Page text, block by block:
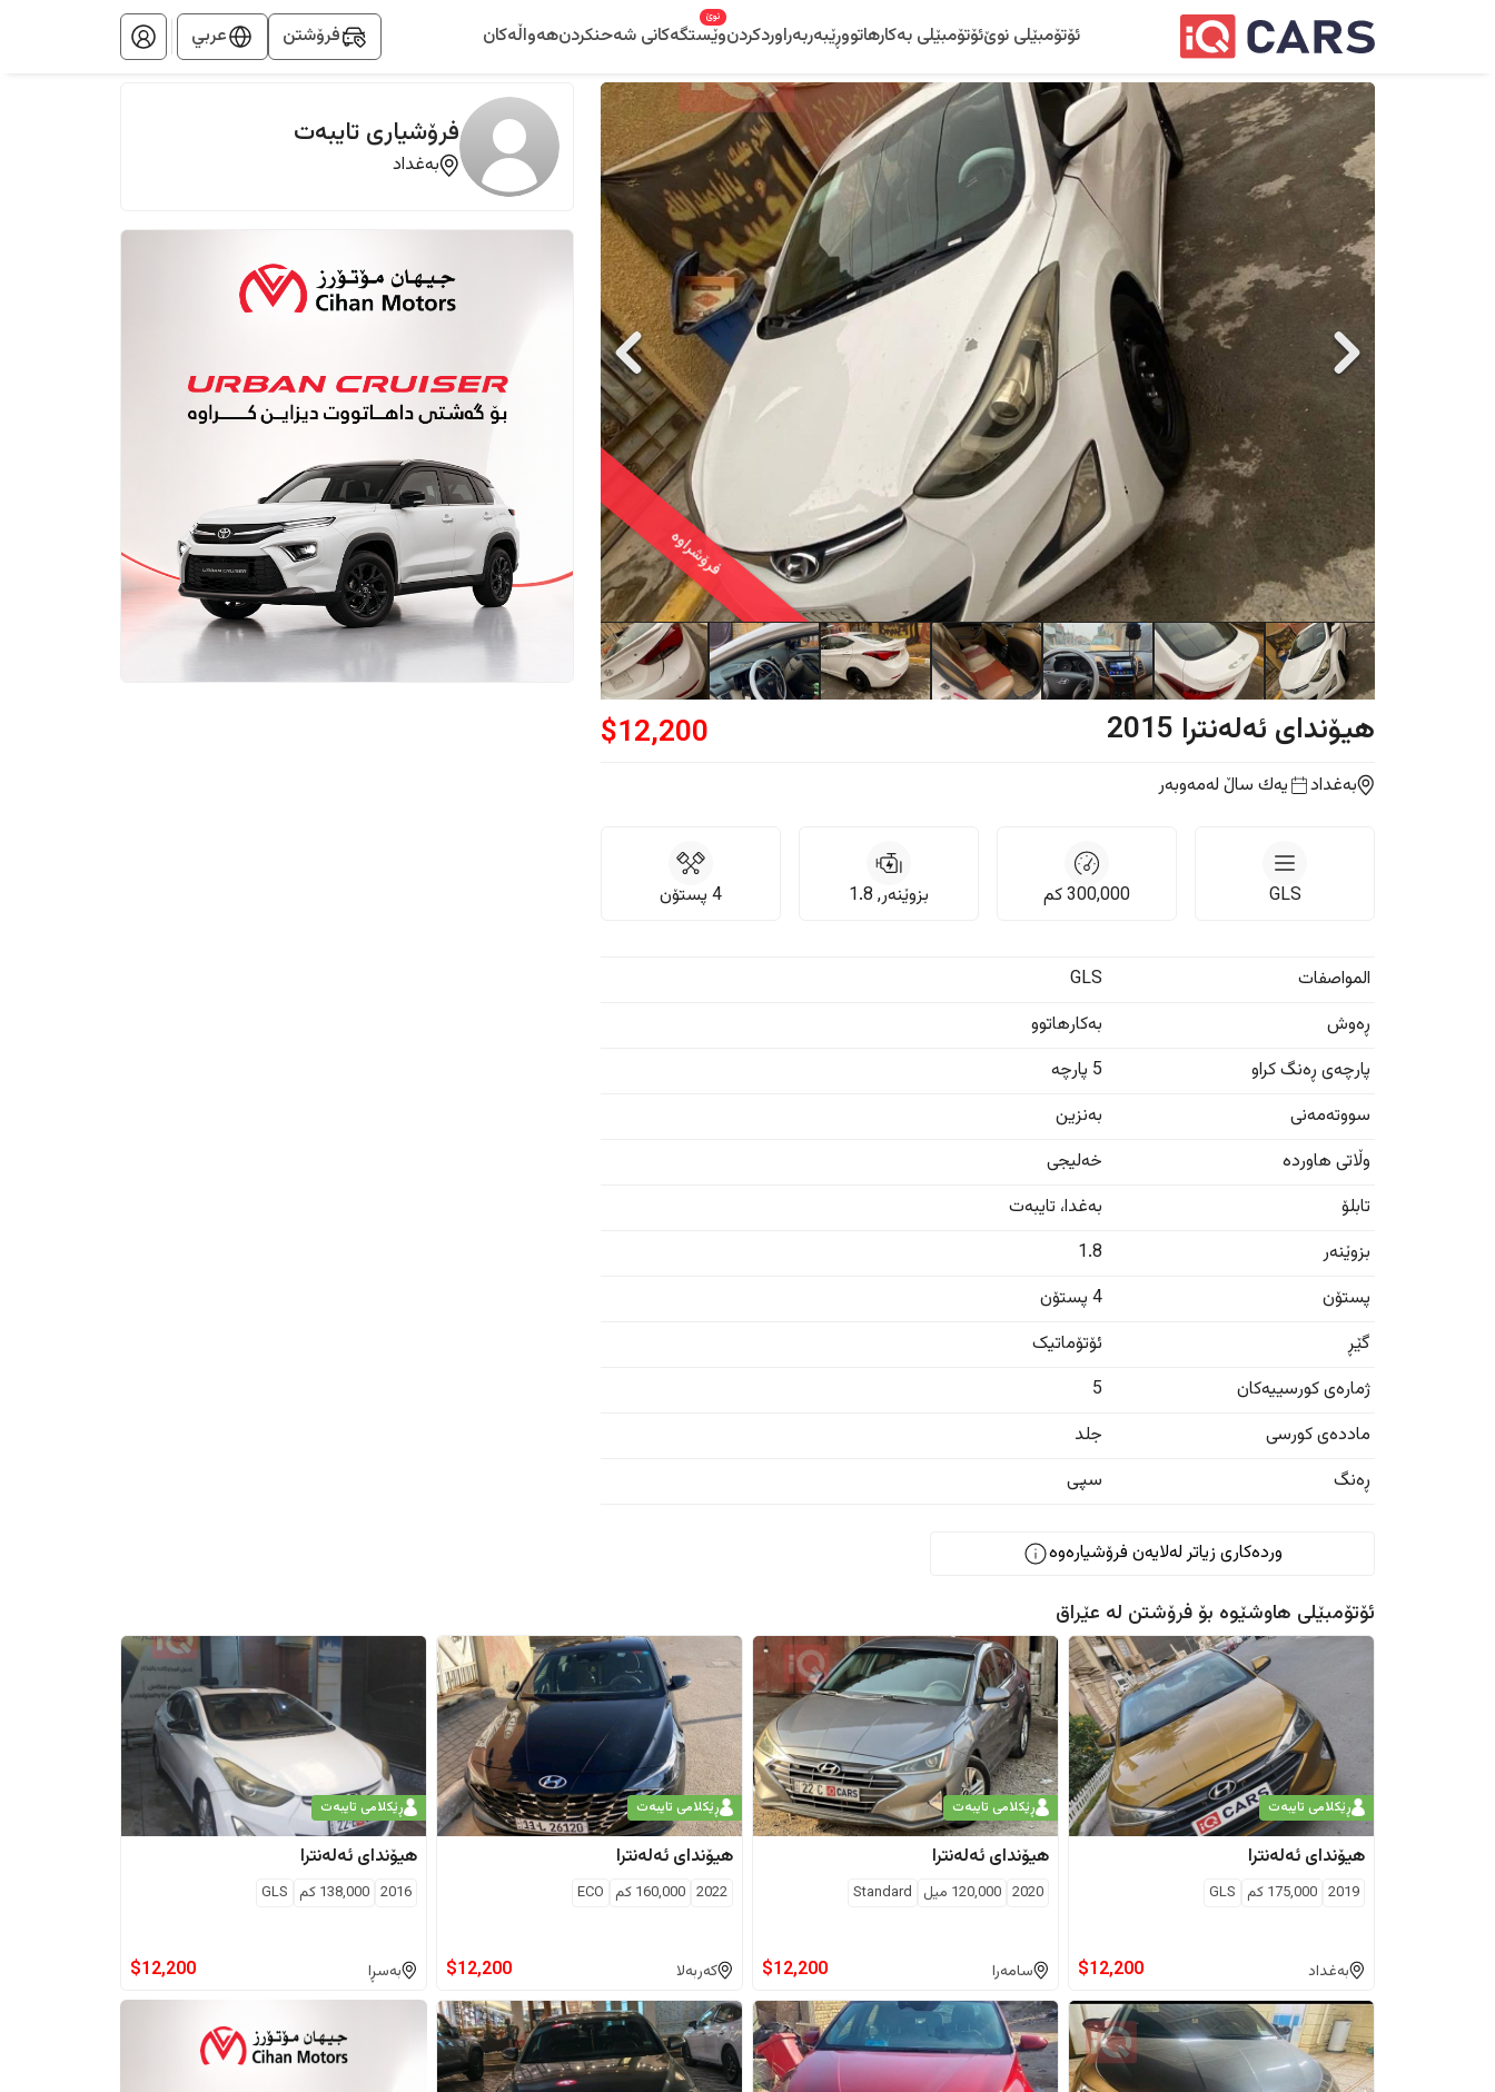
ئۆتۆمبێلی نوێئۆتۆمبێلی بەکارهاتووڕێبەربەراوردکردنوێستگەکانی شەحنکردن
نوێ
هەواڵەکان فرۆشتن عربي
فرۆشراوە
هیۆندای ئەلەنترا 2015
$12,200
بەغداد یه‌ك ساڵ لەمەوبەر
GLS
300,000كم بزوێنەر, 1.8 4 پستۆن
المواصفات
GLS
ڕەوش
بەکارهاتوو
پارچەی ڕەنگ کراو
5 پارچە
سووتەمەنی
بەنزین
وڵاتی هاوردە
خەلیجی
تابلۆ
بەغدا، تایبەت
بزوێنەر
1.8
پستۆن
4 پستۆن
گێڕ
ئۆتۆماتیک
ژمارەی کورسییەکان
5
ماددەی کورسی
جلد
ڕەنگ
سپی
وردەکاری زیاتر لەلایەن فرۆشیارەوە
فرۆشیاری تایبەت
بەغداد
ئۆتۆمبێلی هاوشێوە بۆ فرۆشتن لە عێراق
ڕێکلامی تایبەت
هیۆندای ئەلەنترا
2019
175,000 كم GLS
بەغداد $12,200
ڕێکلامی تایبەت
هیۆندای ئەلەنترا
2020
120,000 ميل Standard
سامەرا $12,200
ڕێکلامی تایبەت
هیۆندای ئەلەنترا
2022
160,000 كم ECO
کەربەلا $12,200
ڕێکلامی تایبەت
هیۆندای ئەلەنترا
2016
138,000 كم GLS
بەسڕا $12,200